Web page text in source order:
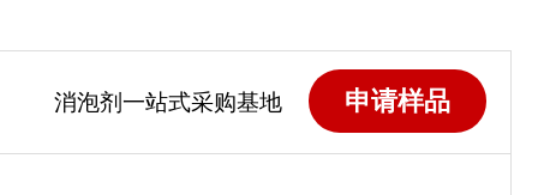
消泡剂一站式采购基地 申请样品